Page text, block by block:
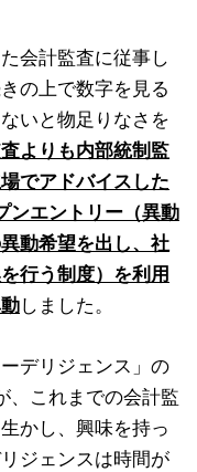
会計監査に従事し
の上で数字を見る
いと物足りなさを
よりも内部統制監
でアドバイスした
ンエントリー（異動
動希望を出し、社
行う制度）を利用
しました。
デリジェンス」の
、これまでの会計監
かし、興味を持っ
ジェンスは時間が